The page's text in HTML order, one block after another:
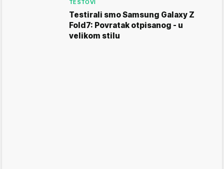
TESTOVI
Testirali smo Samsung Galaxy Z
Fold7: Povratak otpisanog - u
velikom stilu